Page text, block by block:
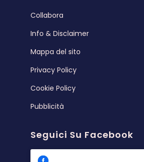
Collabora
Info & Disclaimer
Mappa del sito
Privacy Policy
Cookie Policy
Pubblicità
Seguici Su Facebook